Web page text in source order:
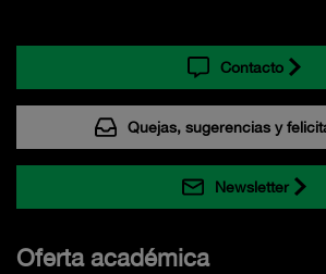
Contacto
Quejas, sugerencias y
Newsletter
Oferta académica